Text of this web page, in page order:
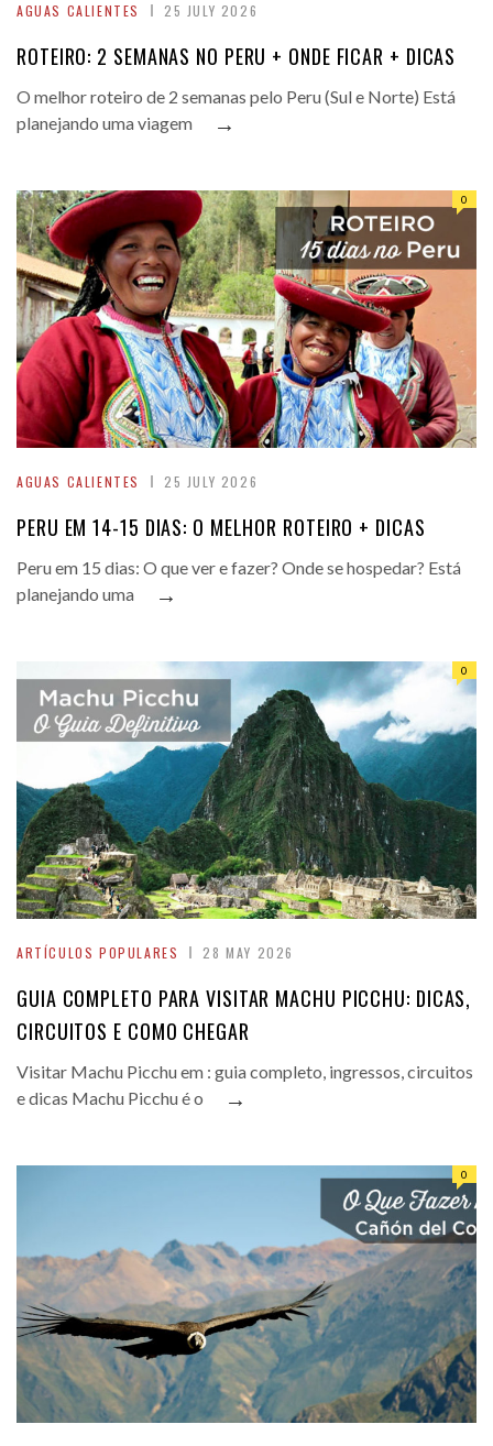
AGUAS CALIENTES 25 JULY 2026
ROTEIRO: 2 SEMANAS NO PERU + ONDE FICAR + DICAS
O melhor roteiro de 2 semanas pelo Peru (Sul e Norte) Está
planejando uma viagem
→
AGUAS CALIENTES 25 JULY 2026
0
PERU EM 14-15 DIAS: O MELHOR ROTEIRO + DICAS
Peru em 15 dias: O que ver e fazer? Onde se hospedar? Está
planejando uma
→
ARTÍCULOS POPULARES 28 MAY 2026
0
GUIA COMPLETO PARA VISITAR MACHU PICCHU: DICAS,
CIRCUITOS E COMO CHEGAR
Visitar Machu Picchu em : guia completo, ingressos, circuitos
e dicas Machu Picchu é o
→
0